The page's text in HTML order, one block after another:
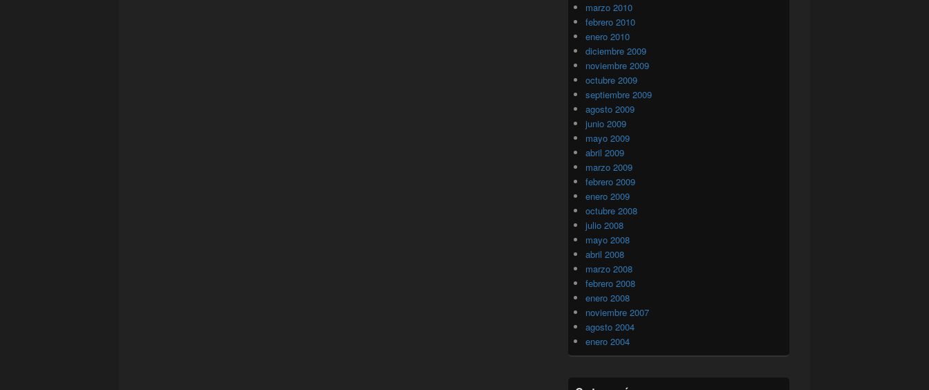
marzo 2010
febrero 2010
enero 2010
diciembre 2009
noviembre 2009
octubre 2009
septiembre 2009
agosto 2009
junio 2009
mayo 2009
abril 2009
marzo 2009
febrero 2009
enero 2009
octubre 2008
julio 2008
mayo 2008
abril 2008
marzo 2008
febrero 2008
enero 2008
noviembre 2007
agosto 2004
enero 2004